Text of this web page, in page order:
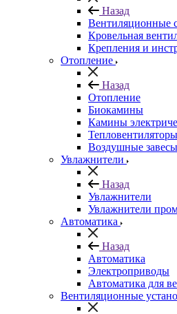
Назад
Вентиляционные
Кровельная
Крепления и
Отопление
Назад
Отопление
Биокамины
Камины
Тепловентиляторы
Воздушные завесы
Увлажнители
Назад
Увлажнители
Увлажнители
Автоматика
Назад
Автоматика
Электроприводы
Автоматика для
Вентиляционные